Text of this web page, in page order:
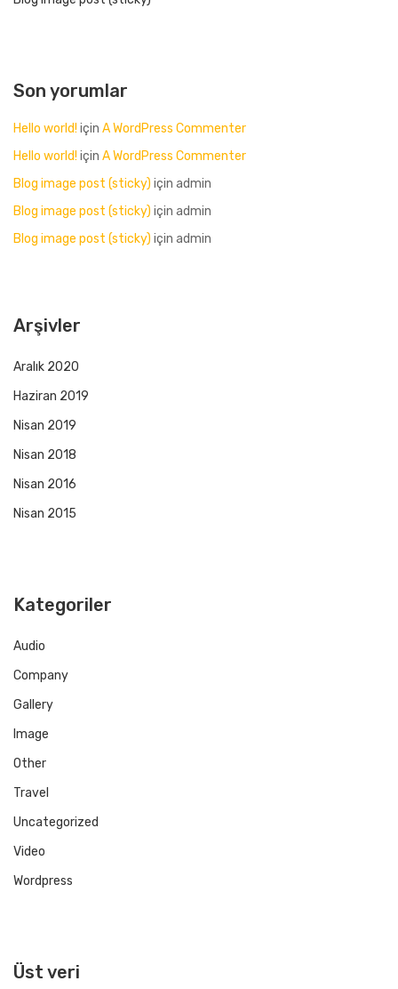
Son yorumlar
Hello world! için A WordPress Commenter
Hello world! için A WordPress Commenter
Blog image post (sticky) için admin
Blog image post (sticky) için admin
Blog image post (sticky) için admin
Arşivler
Aralık 2020
Haziran 2019
Nisan 2019
Nisan 2018
Nisan 2016
Nisan 2015
Kategoriler
Audio
Company
Gallery
Image
Other
Travel
Uncategorized
Video
Wordpress
Üst veri